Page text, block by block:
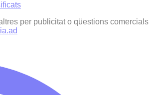
per publicitat o qüestions comercials